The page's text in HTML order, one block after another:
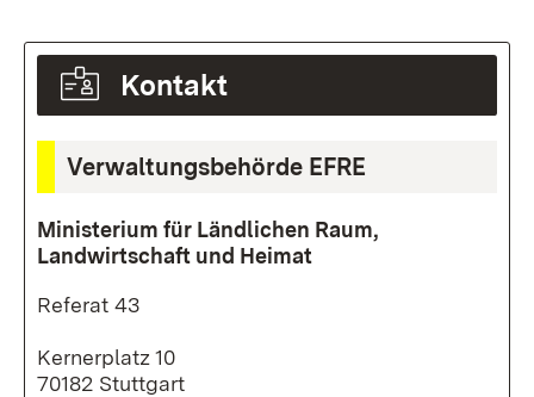
Kontakt
Verwaltungsbehörde EFRE
Ministerium für Ländlichen Raum,
Landwirtschaft und Heimat
Referat 43
Kernerplatz 10
70182 Stuttgart